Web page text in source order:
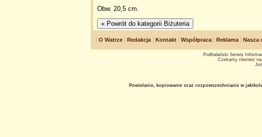
Obw. 20,5 cm.
O Watrze Redakcja Kontakt Współpraca Reklama Nasza
Podhalański Serwis
Czekamy również
Powielanie, kopiowanie oraz rozpowszechnianie w